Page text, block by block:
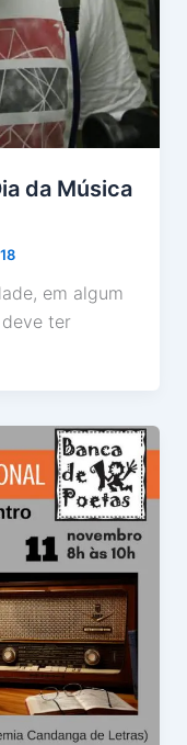
da Música
em algum
ter